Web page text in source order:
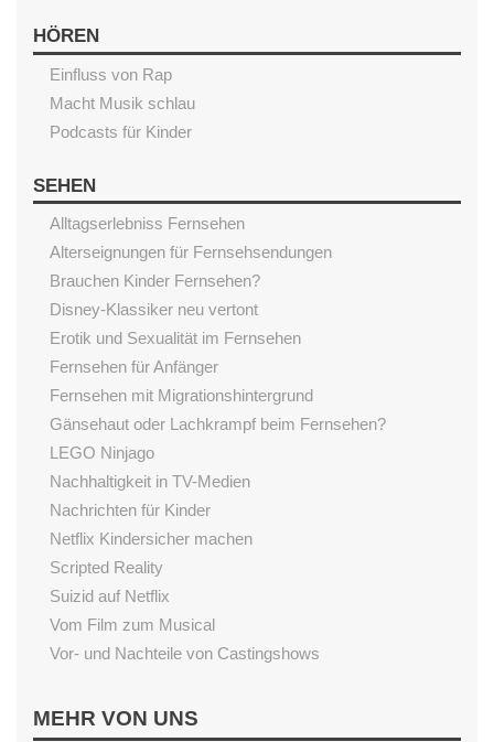
HÖREN
Einfluss von Rap
Macht Musik schlau
Podcasts für Kinder
SEHEN
Alltagserlebniss Fernsehen
Alterseignungen für Fernsehsendungen
Brauchen Kinder Fernsehen?
Disney-Klassiker neu vertont
Erotik und Sexualität im Fernsehen
Fernsehen für Anfänger
Fernsehen mit Migrationshintergrund
Gänsehaut oder Lachkrampf beim Fernsehen?
LEGO Ninjago
Nachhaltigkeit in TV-Medien
Nachrichten für Kinder
Netflix Kindersicher machen
Scripted Reality
Suizid auf Netflix
Vom Film zum Musical
Vor- und Nachteile von Castingshows
LESEN
MEHR VON UNS